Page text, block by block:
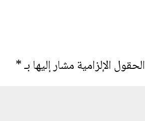
الحقول الإلزامية مشار إليها بـ*